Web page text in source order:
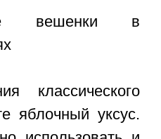
классического
яблочный уксус.